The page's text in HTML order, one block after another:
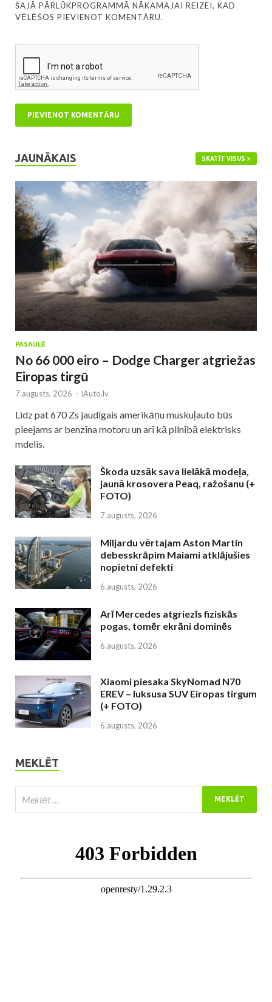
ŠAJĀ PĀRLŪKPROGRAMMĀ NĀKAMAJAI REIZEI, KAD
VĒLĒŠOS PIEVIENOT KOMENTĀRU.
JAUNĀKAIS SKATĪT VISUS
PASAULĒ
No 66 000 eiro – Dodge Charger atgriežas
Eiropas tirgū
7.augusts, 2026 - iAuto.lv
Līdz pat 670 Zs jaudīgais amerikāņu muskuļauto būs
pieejams ar benzīna motoru un arī kā pilnībā elektrisks
mdelis.
Škoda uzsāk sava lielākā modeļa,
jaunā krosovera Peaq, ražošanu (+
FOTO)
7.augusts, 2026
Miljardu vērtajam Aston Martin
debesskrāpim Maiami atklājušies
nopietni defekti
6.augusts, 2026
Arī Mercedes atgriezīs fiziskās
pogas, tomēr ekrāni dominēs
6.augusts, 2026
Xiaomi piesaka SkyNomad N70
EREV – luksusa SUV Eiropas tirgum
(+ FOTO)
6.augusts, 2026
MEKLĒT